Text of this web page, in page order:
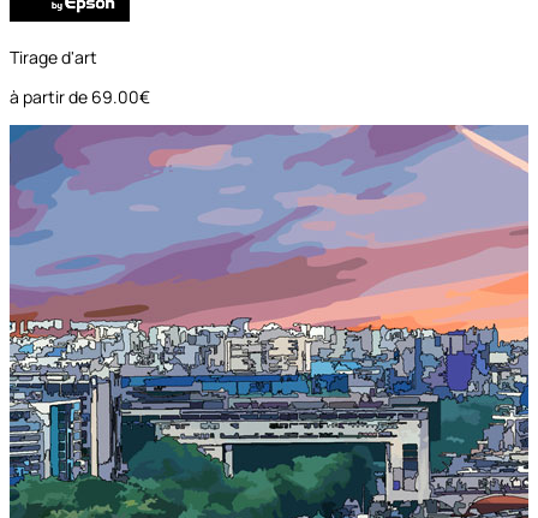
Tirage d'art
à partir de 69.00€